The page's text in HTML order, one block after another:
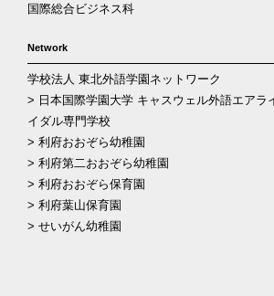
国際総合ビジネス科
Network
学校法人 東北外語学園ネットワーク
> 日本国際学園大学 キャスウェル外語エアラ
イダル専門学校
> 利府おおぞら幼稚園
> 利府第二おおぞら幼稚園
> 利府おおぞら保育園
> 利府葉山保育園
> せいがん幼稚園